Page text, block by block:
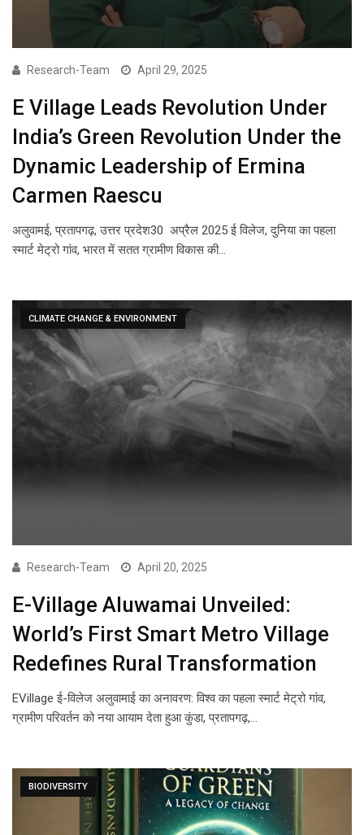
Research-Team April 29, 2025
E Village Leads Revolution Under
India’s Green Revolution Under the
Dynamic Leadership of Ermina
Carmen Raescu
अलुवामई, प्रतापगढ़, उत्तर प्रदेश30 अप्रैल 2025 ई विलेज, दुनिया का पहला
स्मार्ट मेट्रो गांव, भारत में सतत ग्रामीण विकास की…
CLIMATE CHANGE & ENVIRONMENT
Research-Team April 20, 2025
E-Village Aluwamai Unveiled:
World’s First Smart Metro Village
Redefines Rural Transformation
EVillage ई-विलेज अलुवामाई का अनावरण: विश्व का पहला स्मार्ट मेट्रो गांव,
ग्रामीण परिवर्तन को नया आयाम देता हुआ कुंडा, प्रतापगढ़,…
BIODIVERSITY